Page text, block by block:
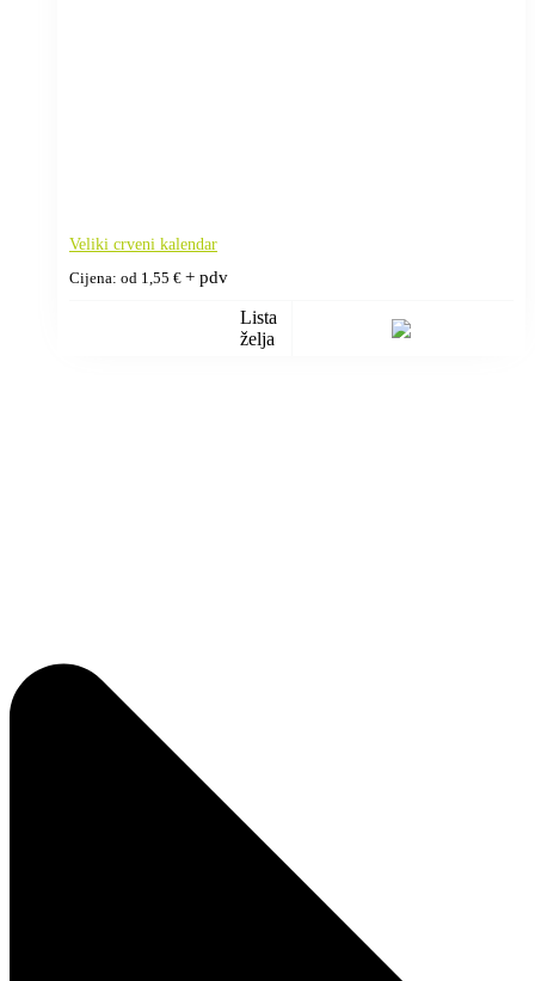
Veliki crveni kalendar
Cijena: od 1,55 € + pdv
Lista
želja